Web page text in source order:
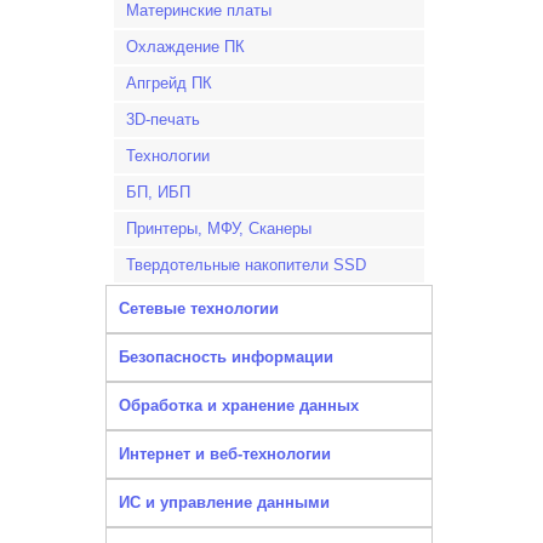
Материнские платы
Охлаждение ПК
Апгрейд ПК
3D-печать
Технологии
БП, ИБП
Принтеры, МФУ, Сканеры
Твердотельные накопители SSD
Сетевые технологии
Безопасность информации
Обработка и хранение данных
Интернет и веб-технологии
ИС и управление данными